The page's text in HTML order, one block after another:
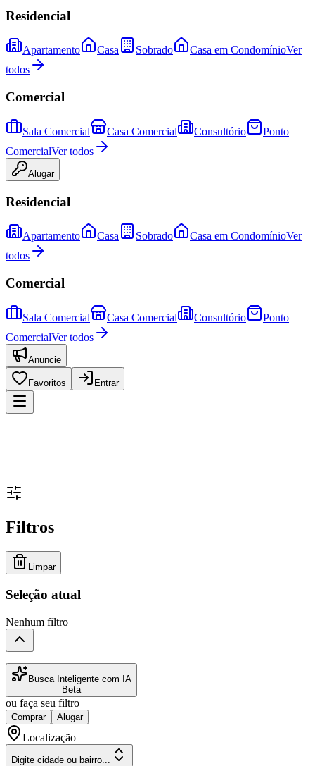
Residencial
Apartamento Casa Sobrado Casa em CondomínioVer
todos
Comercial
Sala Comercial Casa Comercial Consultório
Ponto
ComercialVer todos
Alugar
Residencial
Apartamento Casa Sobrado Casa em CondomínioVer
todos
Comercial
Sala Comercial Casa Comercial Consultório
Ponto
ComercialVer todos
Anuncie
Favoritos Entrar
Filtros
Limpar
Seleção atual
Nenhum filtro
Busca Inteligente com IA
Beta
ou faça seu filtro
Comprar Alugar
Localização
Digite cidade ou bairro...